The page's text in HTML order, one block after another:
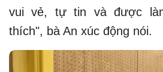
vui vẻ, tự tin và được
thích", bà An xúc động nói.